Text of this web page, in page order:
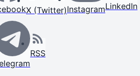
X (Twitter)InstagramLinkedIn
RSS